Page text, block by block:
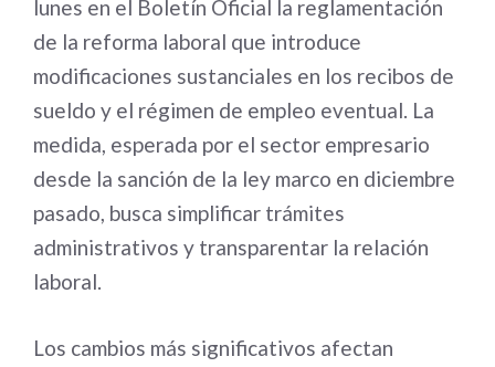
lunes en el Boletín Oficial la reglamentación
de la reforma laboral que introduce
modificaciones sustanciales en los recibos de
sueldo y el régimen de empleo eventual. La
medida, esperada por el sector empresario
desde la sanción de la ley marco en diciembre
pasado, busca simplificar trámites
administrativos y transparentar la relación
laboral.
Los cambios más significativos afectan